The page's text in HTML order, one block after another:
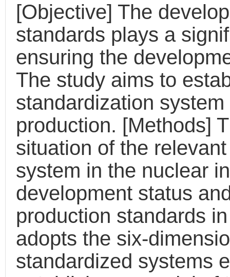
[Objective] The
standards plays a
ensuring the
The study aims to
standardization
production. [Methods]
situation of the
system in the nuclear
development status
production standards
adopts the six-
standardized systems